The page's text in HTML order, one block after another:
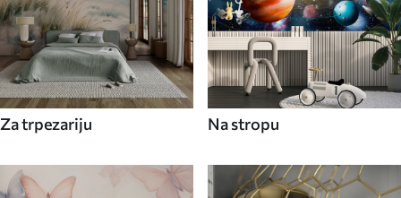
Za trpezariju Na stropu